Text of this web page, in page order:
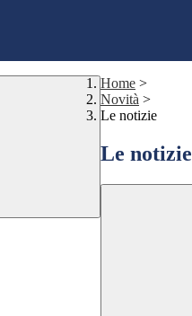
Home >
Novità >
Le notizie
Le notizie